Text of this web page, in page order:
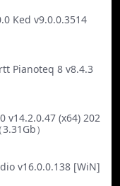
Pianoteq 8 v8.4.3
v14.2.0.47 (x64) 202
）
v16.0.0.138 [WiN]